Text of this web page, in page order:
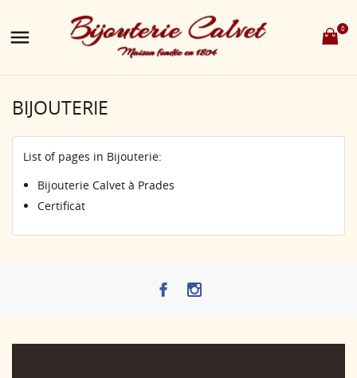
 0
BIJOUTERIE
List of pages in Bijouterie:
Bijouterie Calvet à Prades
Certificat